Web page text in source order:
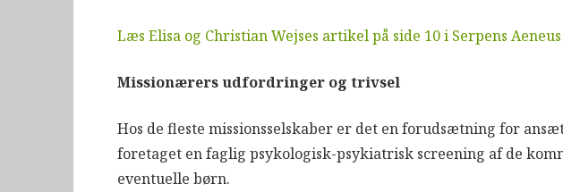
Læs Elisa og Christian Wejses artikel på side 10 i Serpens Aeneus
Missionærers udfordringer og trivsel
Hos de fleste missionsselskaber er det en forudsætning for
foretaget en faglig psykologisk-psykiatrisk screening af de
eventuelle børn.